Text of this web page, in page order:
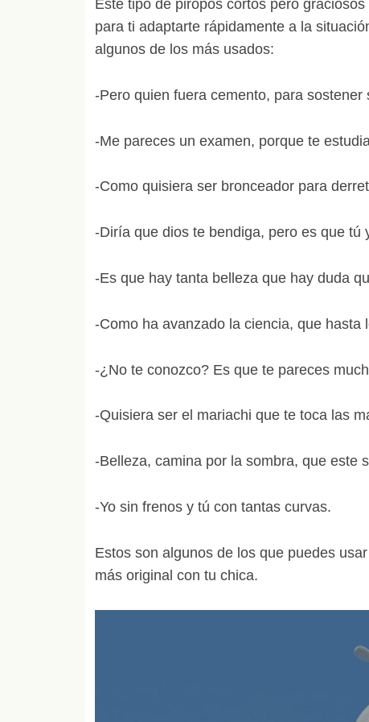
Este tipo de piropos cortos pero
para ti adaptarte rápidamente a la
algunos de los más usados:
-Pero quien fuera cemento, para sostener
-Me pareces un examen, porque te
-Como quisiera ser bronceador para
-Diría que dios te bendiga, pero es que tú
-Es que hay tanta belleza que hay duda
-Como ha avanzado la ciencia, que hasta
-¿No te conozco? Es que te pareces
-Quisiera ser el mariachi que te toca las
-Belleza, camina por la sombra, que este
-Yo sin frenos y tú con tantas curvas.
Estos son algunos de los que puedes
más original con tu chica.